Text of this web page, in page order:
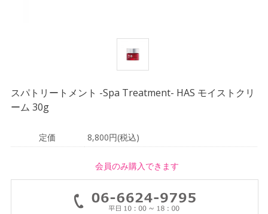
スパトリートメント -Spa Treatment- HAS モイストクリ
ーム 30g
定価 8,800円(税込)
会員のみ購入できます